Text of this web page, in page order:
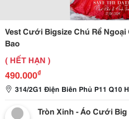
Vest Cưới Bigsize Chú Rể
Bao
( HẾT HẠN )
490.000₫
314/2G1 Điện Biên Phủ P11 Q10
Tròn Xinh - Áo Cưới Big